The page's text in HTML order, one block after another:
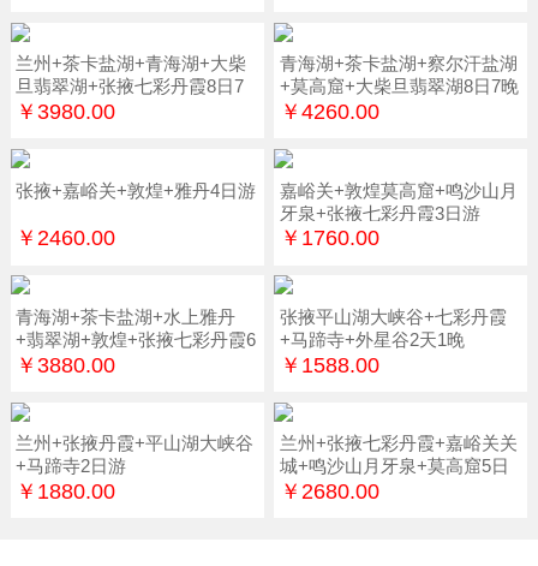
兰州+茶卡盐湖+青海湖+大柴
旦翡翠湖+张掖七彩丹霞8日7
晚
￥3980.00
青海湖+茶卡盐湖+察尔汗盐湖
+莫高窟+大柴旦翡翠湖8日7晚
￥4260.00
张掖+嘉峪关+敦煌+雅丹4日游
￥2460.00
嘉峪关+敦煌莫高窟+鸣沙山月
牙泉+张掖七彩丹霞3日游
￥1760.00
青海湖+茶卡盐湖+水上雅丹
+翡翠湖+敦煌+张掖七彩丹霞6
日游
￥3880.00
张掖平山湖大峡谷+七彩丹霞
+马蹄寺+外星谷2天1晚
￥1588.00
兰州+张掖丹霞+平山湖大峡谷
+马蹄寺2日游
￥1880.00
兰州+张掖七彩丹霞+嘉峪关关
城+鸣沙山月牙泉+莫高窟5日
游
￥2680.00